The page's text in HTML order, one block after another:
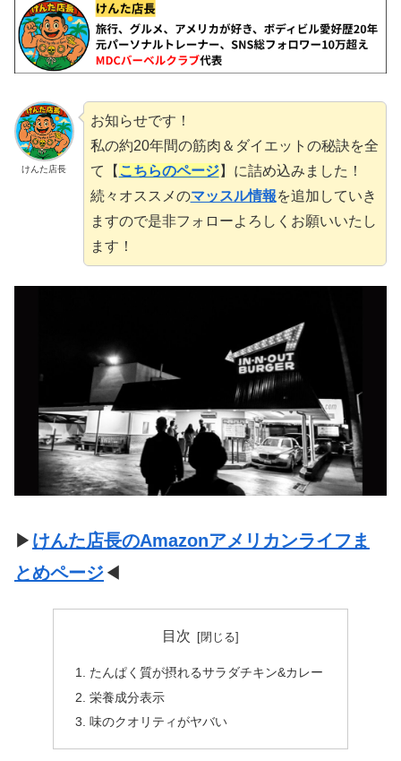
けんた店長
お知らせです！
私の約20年間の筋肉＆ダイエットの秘訣を全
て【 こちらのページ】に詰め込みました！
続々オススメのマッスル情報を追加していき
ますので是非フォローよろしくお願いいたし
ます！
▶ けんた店長のAmazonアメリカンライフま
とめページ◀
目次
たんぱく質が摂れるサラダチキン&カレー
栄養成分表示
味のクオリティがヤバい